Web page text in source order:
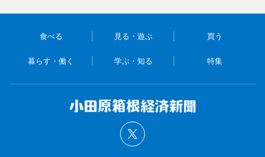
食べる 見る・遊ぶ 買う
暮らす・働く 学ぶ・知る 特集